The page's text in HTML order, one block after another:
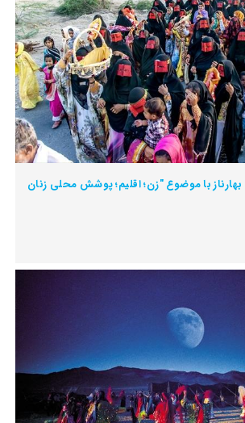
با موضوع "زن؛ اقلیم؛ پوشش محلی زنان